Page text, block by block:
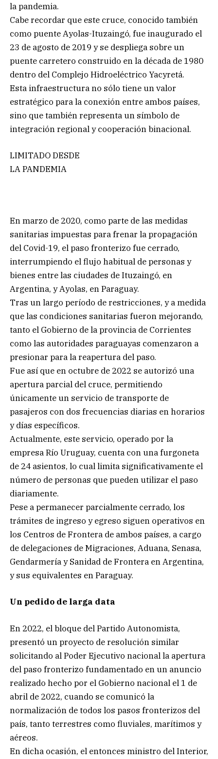
la pandemia.
Cabe recordar que este cruce, conocido también
como puente Ayolas-Ituzaingó, fue inaugurado el
23 de agosto de 2019 y se despliega sobre un
puente carretero construido en la década de 1980
dentro del Complejo Hidroeléctrico Yacyretá.
Esta infraestructura no sólo tiene un valor
estratégico para la conexión entre ambos países,
sino que también representa un símbolo de
integración regional y cooperación binacional.
LIMITADO DESDE
LA PANDEMIA
En marzo de 2020, como parte de las medidas
sanitarias impuestas para frenar la propagación
del Covid-19, el paso fronterizo fue cerrado,
interrumpiendo el flujo habitual de personas y
bienes entre las ciudades de Ituzaingó, en
Argentina, y Ayolas, en Paraguay.
Tras un largo período de restricciones, y a medida
que las condiciones sanitarias fueron mejorando,
tanto el Gobierno de la provincia de Corrientes
como las autoridades paraguayas comenzaron a
presionar para la reapertura del paso.
Fue así que en octubre de 2022 se autorizó una
apertura parcial del cruce, permitiendo
únicamente un servicio de transporte de
pasajeros con dos frecuencias diarias en horarios
y días específicos.
Actualmente, este servicio, operado por la
empresa Río Uruguay, cuenta con una furgoneta
de 24 asientos, lo cual limita significativamente el
número de personas que pueden utilizar el paso
diariamente.
Pese a permanecer parcialmente cerrado, los
trámites de ingreso y egreso siguen operativos en
los Centros de Frontera de ambos países, a cargo
de delegaciones de Migraciones, Aduana, Senasa,
Gendarmería y Sanidad de Frontera en Argentina,
y sus equivalentes en Paraguay.
Un pedido de larga data
En 2022, el bloque del Partido Autonomista,
presentó un proyecto de resolución similar
solicitando al Poder Ejecutivo nacional la apertura
del paso fronterizo fundamentado en un anuncio
realizado hecho por el Gobierno nacional el 1 de
abril de 2022, cuando se comunicó la
normalización de todos los pasos fronterizos del
país, tanto terrestres como fluviales, marítimos y
aéreos.
En dicha ocasión, el entonces ministro del Interior,